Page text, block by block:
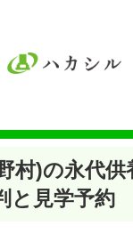
村)の永代
と見学予約